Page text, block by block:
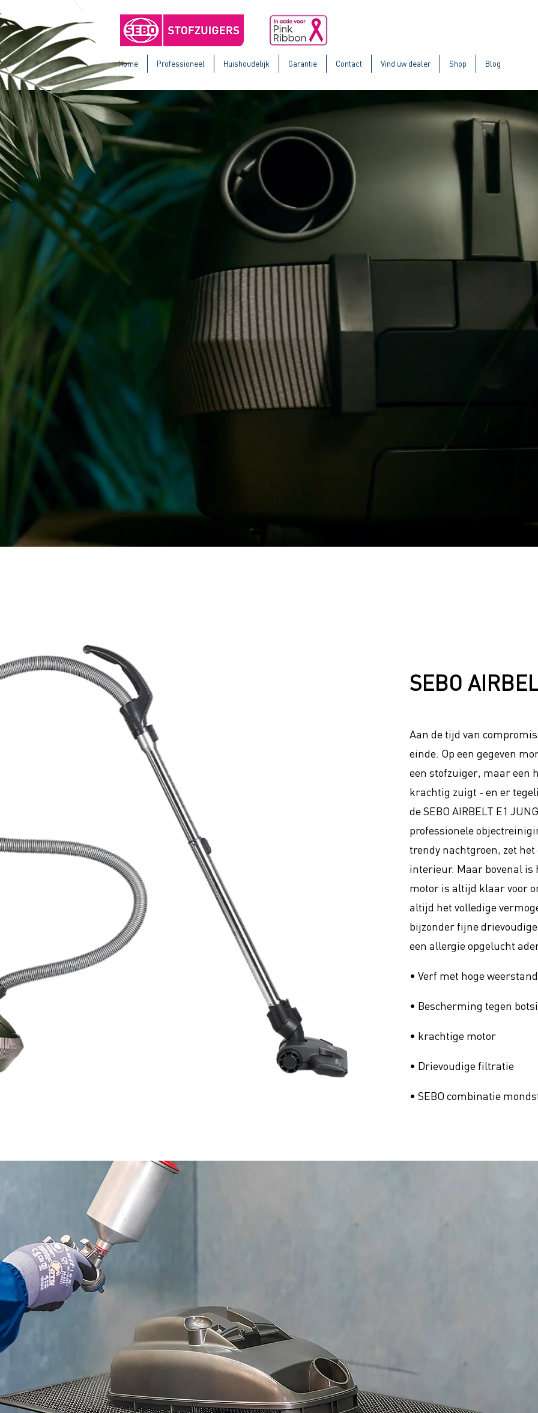
Home Professioneel Huishoudelijk Garantie Contact Vind uw dealer Shop Blog
SEBO
Aan de tijd van
einde. Op een gegeven
een stofzuiger, maar een
krachtig zuigt - en er
de SEBO AIRBELT E1
professionele
trendy nachtgroen, zet
interieur. Maar bovenal
motor is altijd klaar voor
altijd het volledige
bijzonder fijne
een allergie opgelucht
• Verf met hoge weerstand
• Bescherming tegen
• krachtige motor
• Drievoudige filtratie
• SEBO combinatie